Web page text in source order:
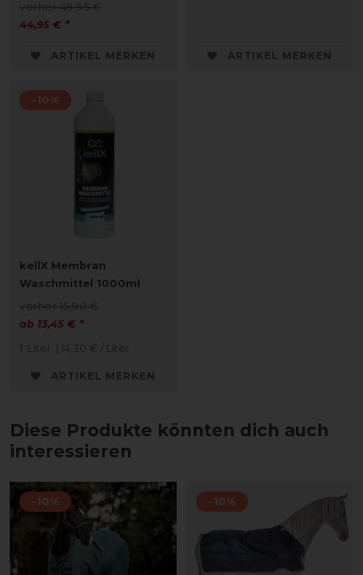
vorher 49,95 €
44,95 € *
ARTIKEL MERKEN ARTIKEL MERKEN
-10%
kellX Membran
Waschmittel 1000ml
vorher 15,90 €
ab 13,45 € *
1 Liter | 14,30 € / Liter
ARTIKEL MERKEN
Diese Produkte könnten dich auch
interessieren
-10% -10%